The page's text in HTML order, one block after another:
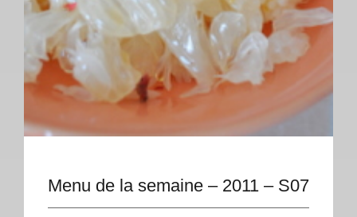
Menu de la semaine – 2011 – S07